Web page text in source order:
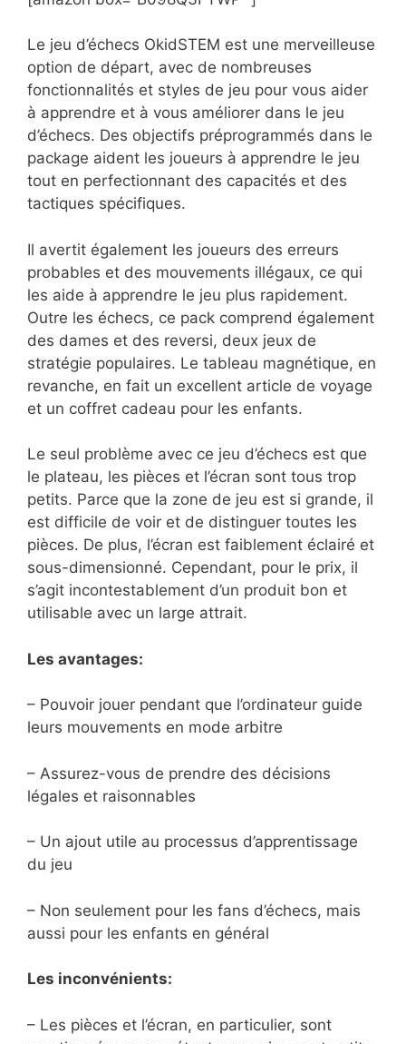
Le jeu d’échecs OkidSTEM est une merveilleuse
option de départ, avec de nombreuses
fonctionnalités et styles de jeu pour vous aider
à apprendre et à vous améliorer dans le jeu
d’échecs. Des objectifs préprogrammés dans le
package aident les joueurs à apprendre le jeu
tout en perfectionnant des capacités et des
tactiques spécifiques.
Il avertit également les joueurs des erreurs
probables et des mouvements illégaux, ce qui
les aide à apprendre le jeu plus rapidement.
Outre les échecs, ce pack comprend également
des dames et des reversi, deux jeux de
stratégie populaires. Le tableau magnétique, en
revanche, en fait un excellent article de voyage
et un coffret cadeau pour les enfants.
Le seul problème avec ce jeu d’échecs est que
le plateau, les pièces et l’écran sont tous trop
petits. Parce que la zone de jeu est si grande, il
est difficile de voir et de distinguer toutes les
pièces. De plus, l’écran est faiblement éclairé et
sous-dimensionné. Cependant, pour le prix, il
s’agit incontestablement d’un produit bon et
utilisable avec un large attrait.
Les avantages:
– Pouvoir jouer pendant que l’ordinateur guide
leurs mouvements en mode arbitre
– Assurez-vous de prendre des décisions
légales et raisonnables
– Un ajout utile au processus d’apprentissage
du jeu
– Non seulement pour les fans d’échecs, mais
aussi pour les enfants en général
Les inconvénients:
– Les pièces et l’écran, en particulier, sont